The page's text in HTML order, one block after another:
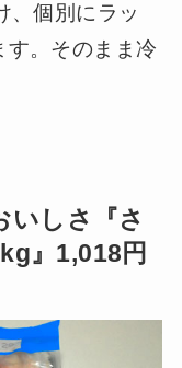
、個別にラッ
す。そのまま冷
いしさ『さ
』1,018円